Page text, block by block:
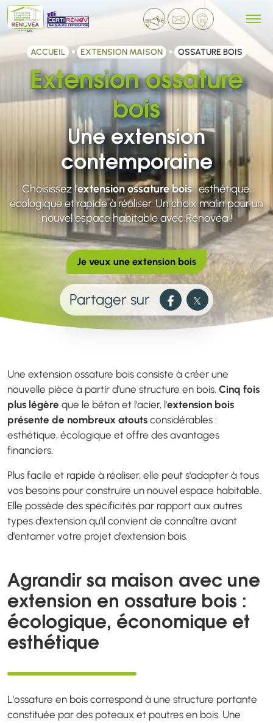
ACCUEIL EXTENSION MAISON OSSATURE BOIS
Extension ossature
bois
Une extension
contemporaine
Choisissez l'extension ossature bois: esthétique,
écologique et rapide à réaliser. Un choix malin pour un
nouvel espace habitable avec Rénovéa !
Je veux une extension bois
Partager sur
Une extension ossature bois consiste à créer une
nouvelle pièce à partir d'une structure en bois. Cinq fois
plus légère que le béton et l'acier, l'extension bois
présente de nombreux atouts considérables :
esthétique, écologique et offre des avantages
financiers.
Plus facile et rapide à réaliser, elle peut s'adapter à tous
vos besoins pour construire un nouvel espace habitable.
Elle possède des spécificités par rapport aux autres
types d'extension qu'il convient de connaître avant
d'entamer votre projet d'extension bois.
Agrandir sa maison avec une
extension en ossature bois :
écologique, économique et
esthétique
L'ossature en bois correspond à une structure portante
constituée par des poteaux et poutres en bois. Une